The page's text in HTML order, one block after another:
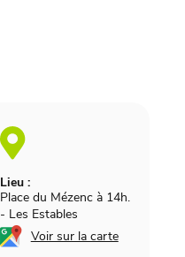
Lieu :
Place du Mézenc à 14h.
- Les Estables
Voir sur la carte